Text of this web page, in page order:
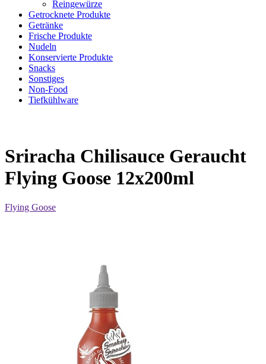
Reingewürze
Getrocknete Produkte
Getränke
Frische Produkte
Nudeln
Konservierte Produkte
Snacks
Sonstiges
Non-Food
Tiefkühlware
Sriracha Chilisauce Geraucht
Flying Goose 12x200ml
Flying Goose